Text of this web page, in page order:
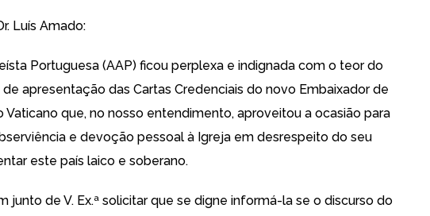
Luís Amado:
Portuguesa (AAP) ficou perplexa e indignada com o teor do
de apresentação das Cartas Credenciais do novo Embaixador de
Vaticano que, no nosso entendimento, aproveitou a ocasião para
e devoção pessoal à Igreja em desrespeito do seu
este país laico e soberano.
junto de V. Ex.ª solicitar que se digne informá-la se o discurso do